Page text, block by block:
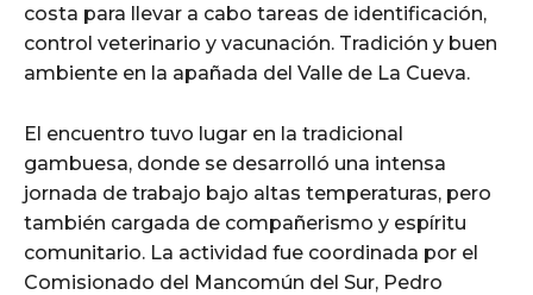
costa para llevar a cabo tareas de identificación,
control veterinario y vacunación. Tradición y buen
ambiente en la apañada del Valle de La Cueva.
El encuentro tuvo lugar en la tradicional
gambuesa, donde se desarrolló una intensa
jornada de trabajo bajo altas temperaturas, pero
también cargada de compañerismo y espíritu
comunitario. La actividad fue coordinada por el
Comisionado del Mancomún del Sur, Pedro